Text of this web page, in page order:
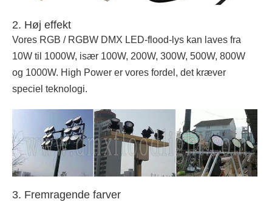
2. Høj effekt
Vores RGB / RGBW DMX LED-flood-lys kan laves fra
10W til 1000W, især 100W, 200W, 300W, 500W, 800W
og 1000W. High Power er vores fordel, det kræver
speciel teknologi.
3. Fremragende farver